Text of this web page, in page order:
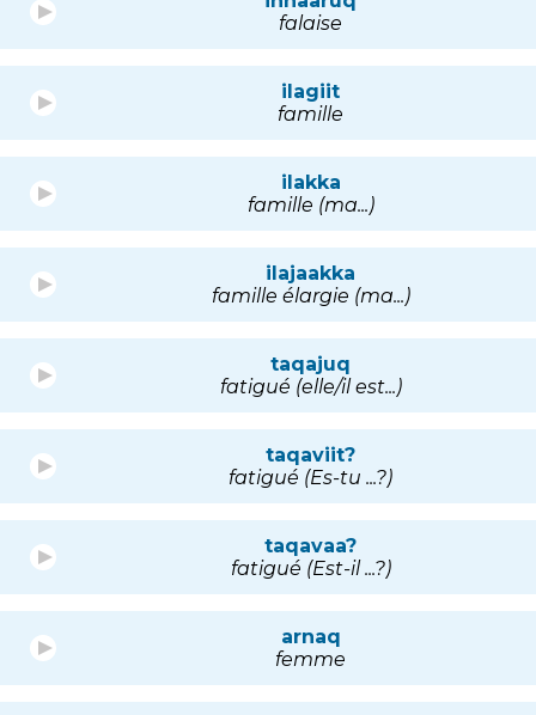
falaise
ilagiit
famille
ilakka
famille (ma...)
ilajaakka
famille élargie (ma...)
taqajuq
fatigué (elle/il est...)
taqaviit?
fatigué (Es-tu ...?)
taqavaa?
fatigué (Est-il ...?)
arnaq
femme